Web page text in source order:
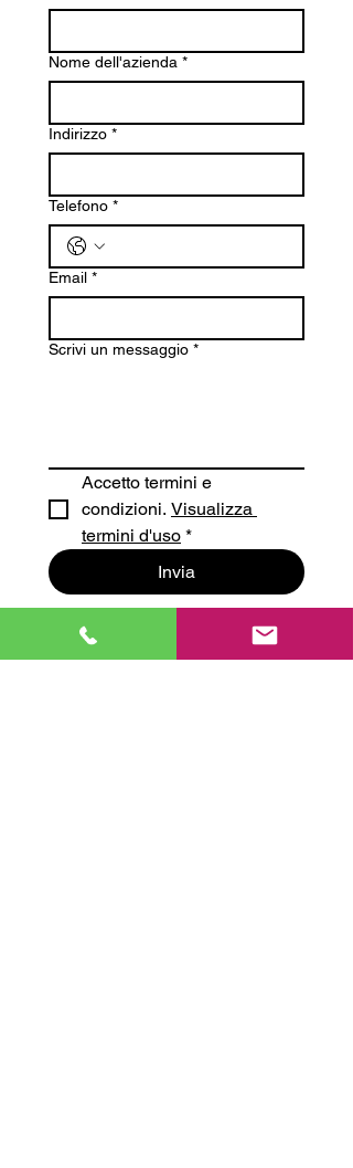
Nome dell'azienda *
Indirizzo *
Telefono *
Email *
Scrivi un messaggio *
Accetto termini e
condizioni. Visualizza
termini d'uso *
Invia